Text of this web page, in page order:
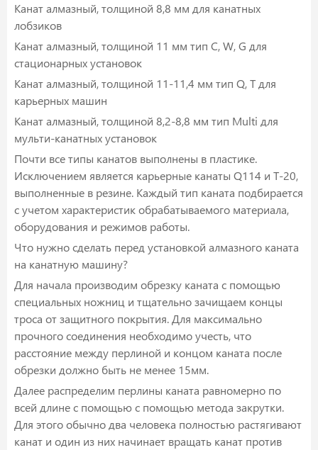
Канат алмазный, толщиной 8,8 мм для канатных
лобзиков
Канат алмазный, толщиной 11 мм тип C, W, G для
стационарных установок
Канат алмазный, толщиной 11-11,4 мм тип Q, T для
карьерных машин
Канат алмазный, толщиной 8,2-8,8 мм тип Multi для
мульти-канатных установок
Почти все типы канатов выполнены в пластике.
Исключением является карьерные канаты Q114 и T-20,
выполненные в резине. Каждый тип каната подбирается
с учетом характеристик обрабатываемого материала,
оборудования и режимов работы.
Что нужно сделать перед установкой алмазного каната
на канатную машину?
Для начала производим обрезку каната с помощью
специальных ножниц и тщательно зачищаем концы
троса от защитного покрытия. Для максимально
прочного соединения необходимо учесть, что
расстояние между перлиной и концом каната после
обрезки должно быть не менее 15мм.
Далее распределим перлины каната равномерно по
всей длине с помощью с помощью метода закрутки.
Для этого обычно два человека полностью растягивают
канат и один из них начинает вращать канат против